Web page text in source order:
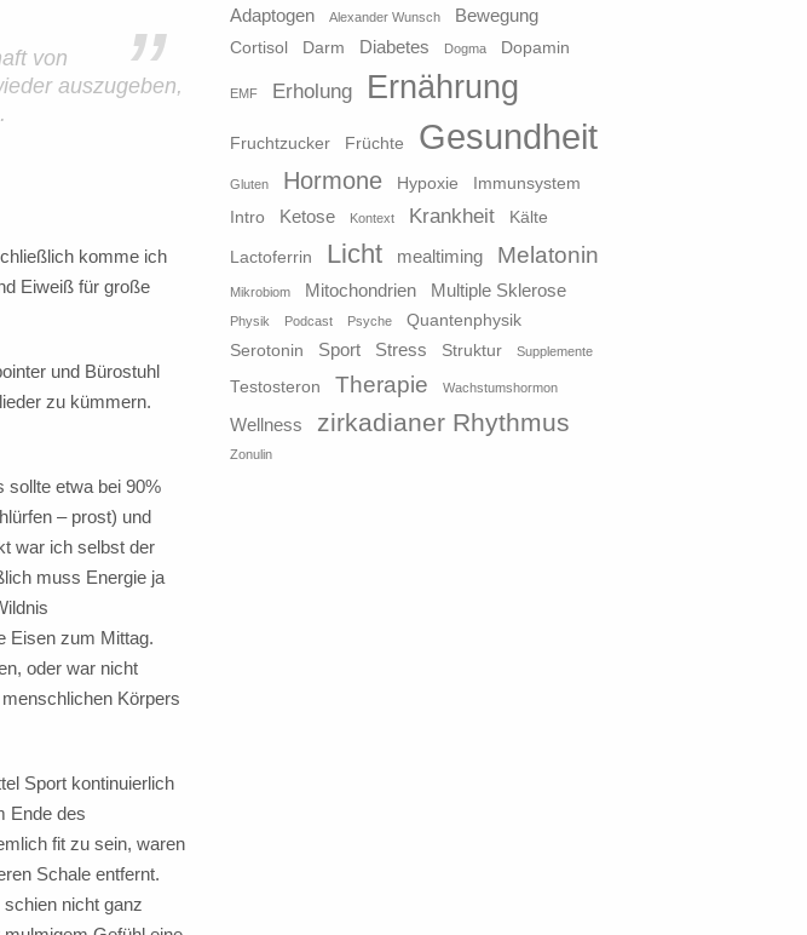
”
von
auszugeben,
komme ich
Eiweiß für große
und Bürostuhl
zu kümmern.
sollte etwa bei 90%
– prost) und
war ich selbst der
muss Energie ja
Eisen zum Mittag.
oder war nicht
Körpers
Sport kontinuierlich
Ende des
fit zu sein, waren
Schale entfernt.
nicht ganz
Adaptogen Alexander Wunsch Bewegung
Cortisol Darm Diabetes Dogma Dopamin
EMF Erholung Ernährung
Fruchtzucker Früchte Gesundheit
Gluten Hormone Hypoxie
Immunsystem
Intro
Ketose Kontext Krankheit Kälte
Lactoferrin Licht mealtiming Melatonin
Mikrobiom Mitochondrien Multiple Sklerose
Physik Podcast Psyche
Quantenphysik
Serotonin
Sport Stress Struktur Supplemente
Testosteron Therapie Wachstumshormon
Wellness zirkadianer Rhythmus
Zonulin